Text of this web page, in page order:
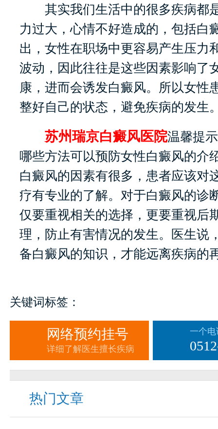
其实我们生活中的很多疾病都
力过大，心情不好造成的，包括白
出，女性在职场中更容易产生压力
波动，因此往往是这些因素影响了
康，进而会诱发白癜风。所以女性
整好自己的状态，避免疾病的发生
苏州瑞京白癜风医院温馨提
哪些方法可以预防女性白癜风的介
白癜风的因素有很多，患者应该对
疗有专业的了解。对于白癜风的诊
仅要重视相关的选择，更要重视后
理，防止有害情况的发生。医生说
备白癜风的知识，才能远离疾病的
关键词标签：
网络预约挂号
详细了解医生擅长疾病
一个
热门文章